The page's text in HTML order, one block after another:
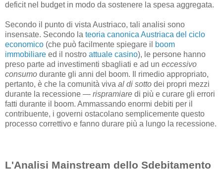
deficit nel budget in modo da sostenere la spesa aggregata.
Secondo il punto di vista Austriaco, tali analisi sono
insensate. Secondo la teoria canonica Austriaca del ciclo
economico (che può facilmente spiegare il
boom
immobiliare ed il nostro attuale casino), le persone hanno
preso parte ad investimenti sbagliati e ad un eccessivo
consumo durante gli anni del boom. Il rimedio appropriato,
pertanto, è che la comunità viva al di sotto dei propri mezzi
durante la recessione — rispramiare di più e curare gli errori
fatti durante il boom. Ammassando enormi debiti per il
contribuente, i governi ostacolano semplicemente questo
processo correttivo e fanno durare più a lungo la recessione.
L'Analisi Mainstream dello Sdebitamento